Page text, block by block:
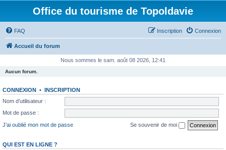
Office du tourisme de Topoldavie
FAQ Connexion
Inscription
Accueil du forum
Nous sommes le sam. août 08 2026, 12:41
Aucun forum.
CONNEXION • INSCRIPTION
Nom d’utilisateur :
Mot de passe :
J’ai oublié mon mot de passe
Se souvenir de moi
QUI EST EN LIGNE ?